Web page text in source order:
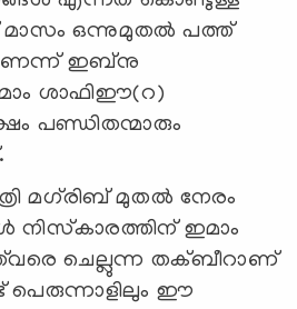
മാസം ഒന്നുമുതല്‍ പത്ത്
ഇബ്‌നു
ശാഫിഈ(റ)
പണ്ഡിതന്മാരും
മഗ്‌രിബ് മുതല്‍ നേരം
നിസ്‌കാരത്തിന് ഇമാം
ചെല്ലുന്ന തക്ബീറാണ്
പെരുന്നാളിലും ഈ